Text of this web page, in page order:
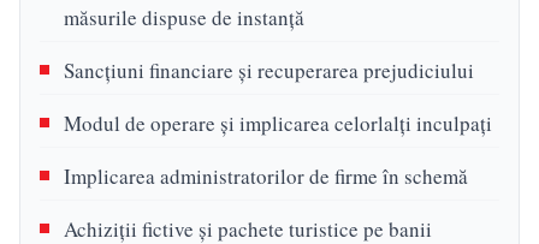
măsurile dispuse de instanță
Sancțiuni financiare și recuperarea prejudiciului
Modul de operare și implicarea celorlalți inculpați
Implicarea administratorilor de firme în schemă
Achiziții fictive și pachete turistice pe banii